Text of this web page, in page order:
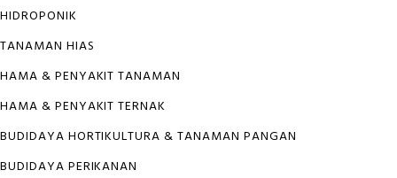
HIDROPONIK
TANAMAN HIAS
HAMA & PENYAKIT TANAMAN
HAMA & PENYAKIT TERNAK
BUDIDAYA HORTIKULTURA & TANAMAN PANGAN
BUDIDAYA PERIKANAN